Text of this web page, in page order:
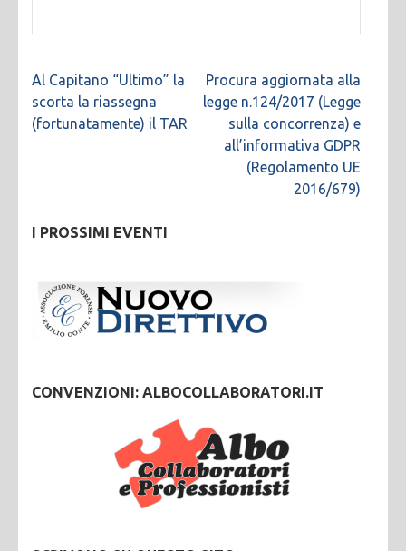
Navigazione
articoli
Al Capitano “Ultimo” la
scorta la riassegna
(fortunatamente) il TAR
Procura aggiornata alla
legge n.124/2017 (Legge
sulla concorrenza) e
all’informativa GDPR
(Regolamento UE
2016/679)
I PROSSIMI EVENTI
CONVENZIONI: ALBOCOLLABORATORI.IT